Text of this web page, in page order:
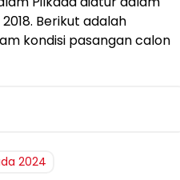
Berikut adalah
kondisi pasangan calon
2024